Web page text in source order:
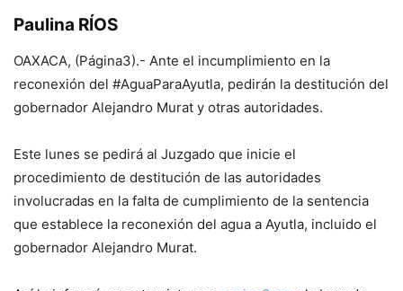
Paulina RÍOS
OAXACA, (Página3).- Ante el incumplimiento en la
reconexión del #AguaParaAyutla, pedirán la destitución del
gobernador Alejandro Murat y otras autoridades.
Este lunes se pedirá al Juzgado que inicie el
procedimiento de destitución de las autoridades
involucradas en la falta de cumplimiento de la sentencia
que establece la reconexión del agua a Ayutla, incluido el
gobernador Alejandro Murat.